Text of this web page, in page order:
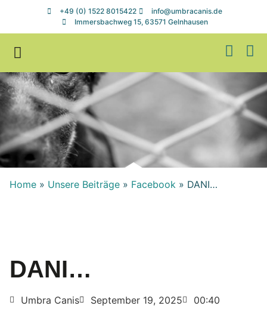
+49 (0) 1522 8015422
info@umbracanis.de
Immersbachweg 15, 63571 Gelnhausen
Home » Unsere Beiträge » Facebook » DANI…
DANI…
Umbra Canis September 19, 2025 00:40